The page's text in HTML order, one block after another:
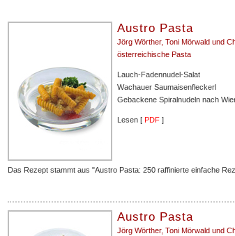
Austro Pasta
Jörg Wörther, Toni Mörwald und
österreichische Pasta
Lauch-Fadennudel-Salat
Wachauer Saumaisenfleckerl
Gebackene Spiralnudeln nach
Lesen [ PDF ]
Das Rezept stammt aus "Austro Pasta: 250 raffinierte einfache
Austro Pasta
Jörg Wörther, Toni Mörwald und